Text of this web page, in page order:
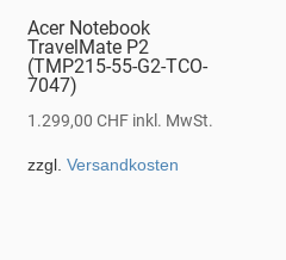
Acer Notebook
TravelMate P2
(TMP215-55-G2-TCO-
7047)
1.299,00CHF inkl. MwSt.
zzgl.Versandkosten